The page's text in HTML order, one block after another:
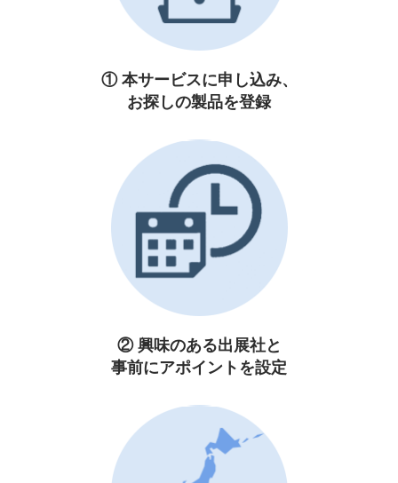
① 本サービスに申し込み、
お探しの製品を登録
② 興味のある出展社と
事前にアポイントを設定